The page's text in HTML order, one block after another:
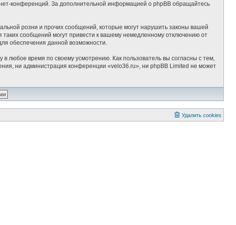
конференций. За дополнительной информацией о phpBB обращайтесь
розни и прочих сообщений, которые могут нарушить законы вашей
сообщений могут привести к вашему немедленному отключению от
обеспечения данной возможности.
любое время по своему усмотрению. Как пользователь вы согласны с тем,
ни администрация конференции «velo36.ru», ни phpBB Limited не может
Удалить cookies